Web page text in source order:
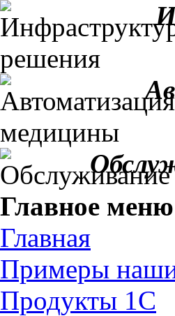
Главное меню
Главная
Примеры
Продукты 1С